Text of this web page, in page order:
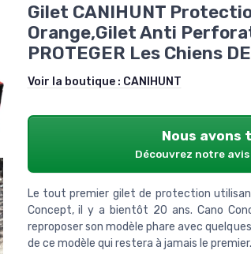
Gilet CANIHUNT
Orange,Gilet Anti
PROTEGER Les Chiens
Voir la boutique : CANIHUNT
Nous avons
Découvrez notre
Le tout premier gilet de protection
Concept, il y a bientôt 20 ans. Cano
reproposer son modèle phare avec
de ce modèle qui restera à jamais le premier.